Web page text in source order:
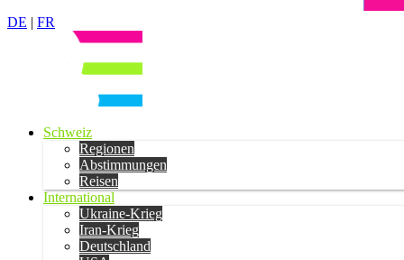
DE | FR
Schweiz
Regionen
Abstimmungen
Reisen
International
Ukraine-Krieg
Iran-Krieg
Deutschland